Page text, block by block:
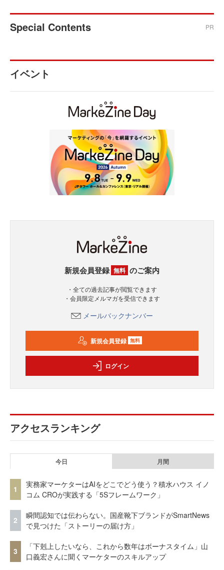
Special Contents PR
イベント
新規会員登録 無料 のご案内
・全ての過去記事が閲覧できます
・会員限定メルマガを受信できます
メールバックナンバー
新規会員登録 無料
ログイン
アクセスランキング
今日 月間
1
実務家マーケターはAIをどこでどう使う？積水ハウス イノ
コム CROが実践する「5Sフレームワーク」
2
瞬間認知では伝わらない。国産靴下ブランドがSmartNews
で見つけた「ストーリーの届け方」
3
「下剋上したいなら、これから数年はボーナスタイム」山
口義宏さんに聞くマーケターのスキルアップ